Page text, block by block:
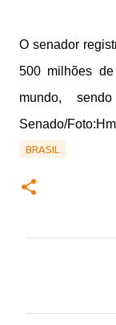
O senador
500 milhões
mundo,
Senado/
BRASIL